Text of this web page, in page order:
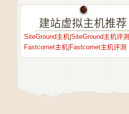
建站虚拟主机推荐
SiteGround主机| SiteGround主机评测
Fastcomet主机| Fastcomet主机评测